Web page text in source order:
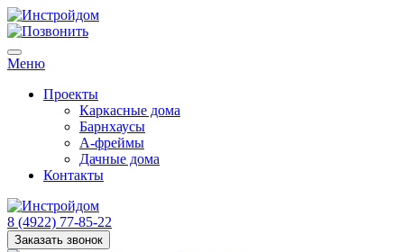
Меню
Проекты
Каркасные дома
Барнхаусы
А-фреймы
Дачные дома
Контакты
8 (4922) 77-85-22
Заказать звонок